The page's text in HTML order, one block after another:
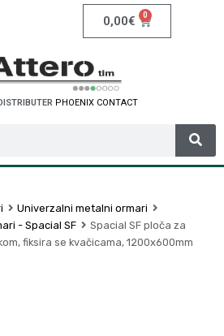
0,00€ 0
PHOENIX CONTACT
Univerzalni metalni ormari
- Spacial SF
Spacial SF ploča za
fiksira se kvačicama, 1200x600mm